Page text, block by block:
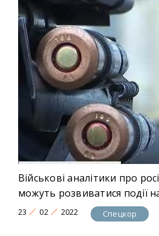
Військові аналітики про
можуть розвиватися події
23 02 2022 Спецкор